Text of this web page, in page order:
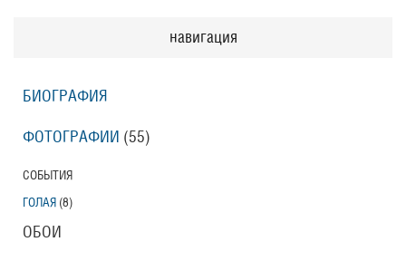
навигация
БИОГРАФИЯ
ФОТОГРАФИИ (55)
СОБЫТИЯ
ГОЛАЯ (8)
ОБОИ